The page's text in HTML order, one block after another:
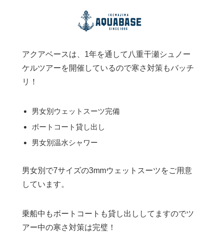
アクアベースは、1年を通して八重干瀬シュノー
ケルツアーを開催しているので寒さ対策もバッチ
リ！
男女別ウェットスーツ完備
ボートコート貸し出し
男女別温水シャワー
男女別で7サイズの3mmウェットスーツをご用意
しています。
乗船中もボートコートも貸し出ししてますのでツ
アー中の寒さ対策は完璧！